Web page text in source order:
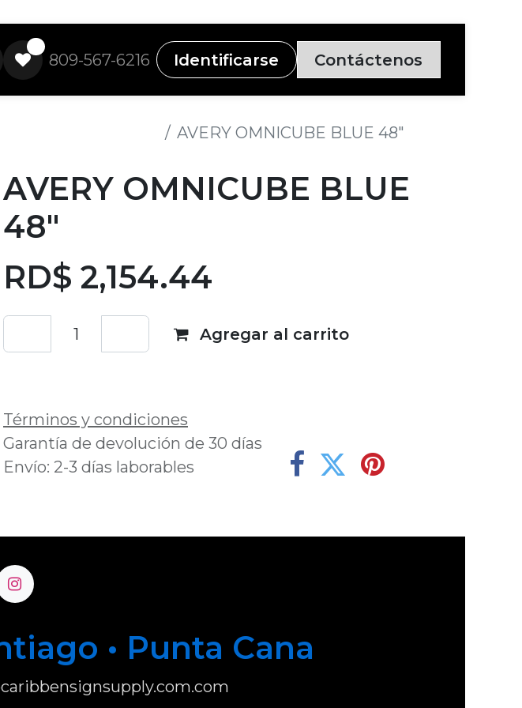
809-567-6216 Identificarse Contáctenos
AVERY OMNICUBE BLUE 48"
AVERY OMNICUBE BLUE
48"
RD$ 2,154.44
Agregar al carrito
Términos y condiciones
Garantía de devolución de 30 días
Envío: 2-3 días laborables
• Punta Cana